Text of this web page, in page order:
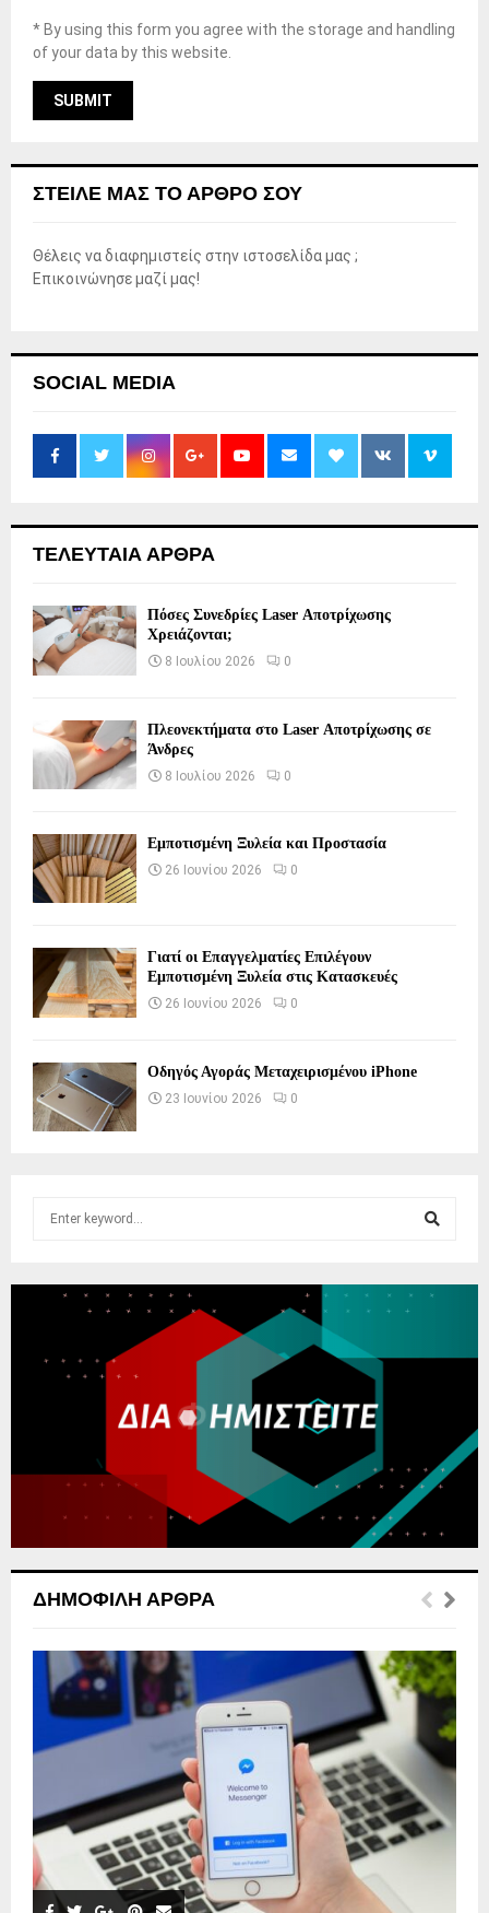
* By using this form you agree with the storage and handling
of your data by this website.
ΣΤΕΊΛΕ ΜΑΣ ΤΟ ΆΡΘΡΟ ΣΟΥ
Θέλεις να διαφημιστείς στην ιστοσελίδα μας ;
Επικοινώνησε μαζί μας!
SOCIAL MEDIA
ΤΕΛΕΥΤΑΙΑ ΑΡΘΡΑ
Πόσες Συνεδρίες Laser Αποτρίχωσης
Χρειάζονται;
8 Ιουλίου 2026 0
Πλεονεκτήματα στο Laser Αποτρίχωσης σε
Άνδρες
8 Ιουλίου 2026 0
Εμποτισμένη Ξυλεία και Προστασία
26 Ιουνίου 2026 0
Γιατί οι Επαγγελματίες Επιλέγουν
Εμποτισμένη Ξυλεία στις Κατασκευές
26 Ιουνίου 2026 0
Οδηγός Αγοράς Μεταχειρισμένου iPhone
23 Ιουνίου 2026 0
H
ΔΗΜΟΦΙΛΉ ΆΡΘΡΑ